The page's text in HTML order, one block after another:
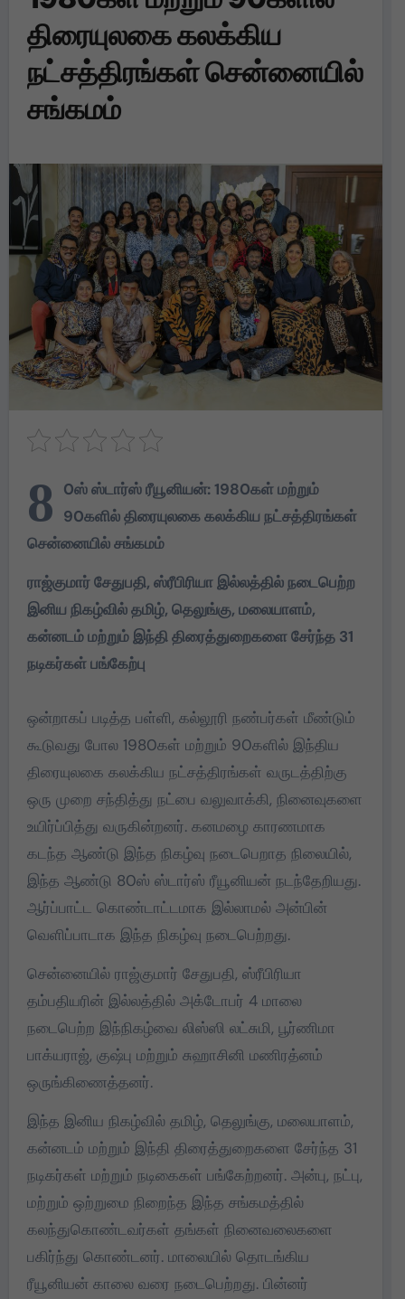
திரையுலகை கலக்கிய
நட்சத்திரங்கள் சென்னையில்
சங்கமம்
8 0ஸ் ஸ்டார்ஸ் ரீயூனியன்: 1980கள் மற்றும்
90களில் திரையுலகை கலக்கிய நட்சத்திரங்கள்
சென்னையில் சங்கமம்
ராஜ்குமார் சேதுபதி, ஸ்ரீபிரியா இல்லத்தில் நடைபெற்ற
இனிய நிகழ்வில் தமிழ், தெலுங்கு, மலையாளம்,
கன்னடம் மற்றும் இந்தி திரைத்துறைகளை சேர்ந்த 31
நடிகர்கள் பங்கேற்பு
ஒன்றாகப் படித்த பள்ளி, கல்லூரி நண்பர்கள் மீண்டும்
கூடுவது போல 1980கள் மற்றும் 90களில் இந்திய
திரையுலகை கலக்கிய நட்சத்திரங்கள் வருடத்திற்கு
ஒரு முறை சந்தித்து நட்பை வலுவாக்கி, நினைவுகளை
உயிர்ப்பித்து வருகின்றனர். கனமழை காரணமாக
கடந்த ஆண்டு இந்த நிகழ்வு நடைபெறாத நிலையில்,
இந்த ஆண்டு 80ஸ் ஸ்டார்ஸ் ரீயூனியன் நடந்தேறியது.
ஆர்ப்பாட்ட கொண்டாட்டமாக இல்லாமல் அன்பின்
வெளிப்பாடாக இந்த நிகழ்வு நடைபெற்றது.
சென்னையில் ராஜ்குமார் சேதுபதி, ஸ்ரீபிரியா
தம்பதியரின் இல்லத்தில் அக்டோபர் 4 மாலை
நடைபெற்ற இந்நிகழ்வை லிஸ்ஸி லட்சுமி, பூர்ணிமா
பாக்யராஜ், குஷ்பு மற்றும் சுஹாசினி மணிரத்னம்
ஒருங்கிணைத்தனர்.
இந்த இனிய நிகழ்வில் தமிழ், தெலுங்கு, மலையாளம்,
கன்னடம் மற்றும் இந்தி திரைத்துறைகளை சேர்ந்த 31
நடிகர்கள் மற்றும் நடிகைகள் பங்கேற்றனர். அன்பு, நட்பு,
மற்றும் ஒற்றுமை நிறைந்த‌ இந்த சங்கமத்தில்
கலந்துகொண்டவர்கள் தங்கள் நினைவலைகளை
பகிர்ந்து கொண்டனர். மாலையில் தொடங்கிய
ரீயூனியன் காலை வரை நடைபெற்றது. பின்னர்